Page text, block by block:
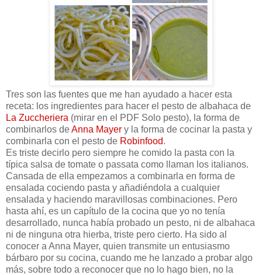
Tres son las fuentes que me han ayudado a hacer esta
receta: los ingredientes para hacer el pesto de albahaca de
La Zuccheriera (mirar en el PDF Solo pesto), la forma de
combinarlos deAnna Mayer y la forma de cocinar la pasta y
combinarla con el pesto de Robinfood.
Es triste decirlo pero siempre he comido la pasta con la
típica salsa de tomate o passata como llaman los italianos.
Cansada de ella empezamos a combinarla en forma de
ensalada cociendo pasta y añadiéndola a cualquier
ensalada y haciendo maravillosas combinaciones. Pero
hasta ahí, es un capítulo de la cocina que yo no tenía
desarrollado, nunca había probado un pesto, ni de albahaca
ni de ninguna otra hierba, triste pero cierto. Ha sido al
conocer a Anna Mayer, quien transmite un entusiasmo
bárbaro por su cocina, cuando me he lanzado a probar algo
más, sobre todo a reconocer que no lo hago bien, no la